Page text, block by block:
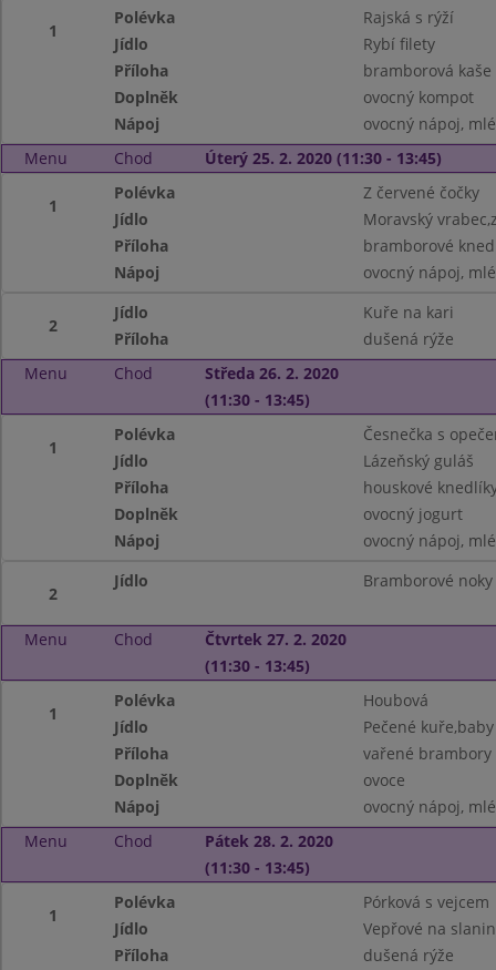
1
Polévka
Rajská s rýží
Jídlo
Rybí filety
Příloha
bramborová kaše
Doplněk
ovocný kompot
Nápoj
ovocný nápoj,
Menu
Chod Úterý 25. 2. 2020 (11:30 - 13:45)
1
Polévka
Z červené čočky
Jídlo
Moravský
Příloha
bramborové
Nápoj
ovocný nápoj,
2
Jídlo
Kuře na kari
Příloha
dušená rýže
Menu
Chod
Středa 26. 2. 2020
(11:30 - 13:45)
1
Polévka
Česnečka s
Jídlo
Lázeňský guláš
Příloha
houskové
Doplněk
ovocný jogurt
Nápoj
ovocný nápoj,
2
Jídlo Bramborové
Menu Chod
Čtvrtek 27. 2. 2020
(11:30 - 13:45)
1
Polévka
Houbová
Jídlo
Pečené
Příloha
vařené brambory
Doplněk
ovoce
Nápoj
ovocný nápoj,
Menu
Chod
Pátek 28. 2. 2020
(11:30 - 13:45)
1
Polévka
Pórková s vejcem
Jídlo
Vepřové na
Příloha
dušená rýže